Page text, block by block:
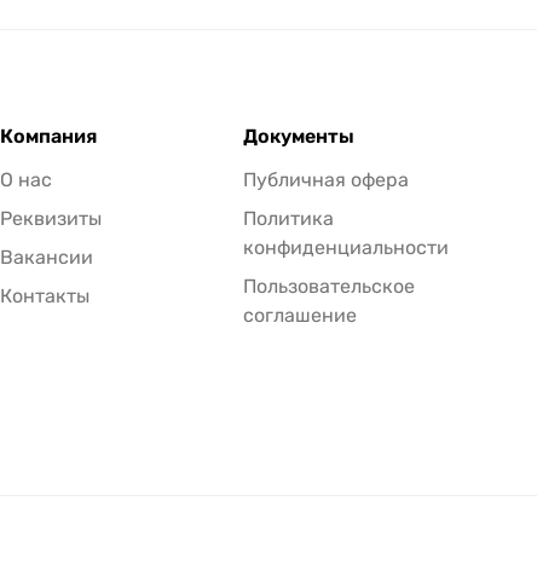
Компания
О нас
Реквизиты
Вакансии
Контакты
Документы
Публичная офера
Политика
конфиденциальности
Пользовательское
соглашение